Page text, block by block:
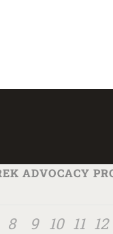
ADVOCACY
8 9 10 11 12